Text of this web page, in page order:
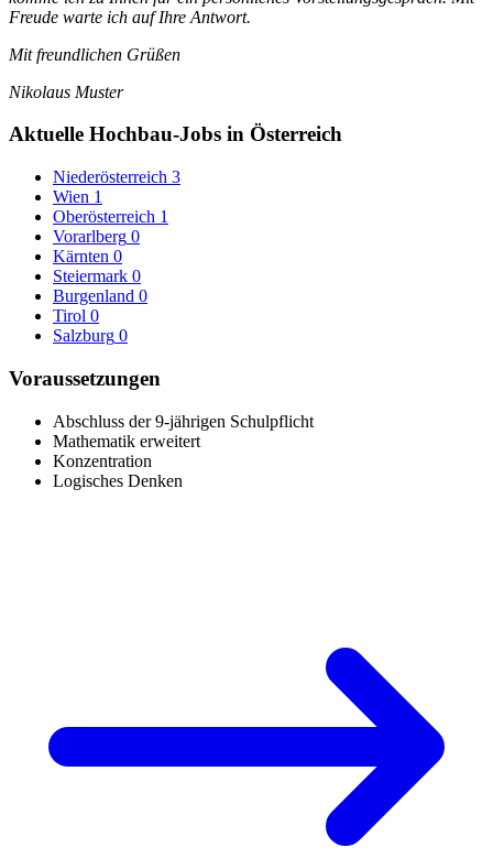
Freude warte ich auf Ihre Antwort.
Mit freundlichen Grüßen
Nikolaus Muster
Aktuelle Hochbau-Jobs in Österreich
Niederösterreich 3
Wien 1
Oberösterreich 1
Vorarlberg 0
Kärnten 0
Steiermark 0
Burgenland 0
Tirol 0
Salzburg 0
Voraussetzungen
Abschluss der 9-jährigen Schulpflicht
Mathematik erweitert
Konzentration
Logisches Denken